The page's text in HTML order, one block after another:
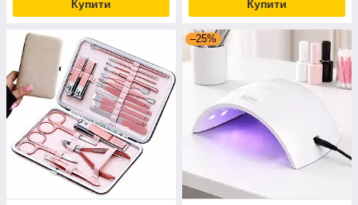
Купити Купити
–25%